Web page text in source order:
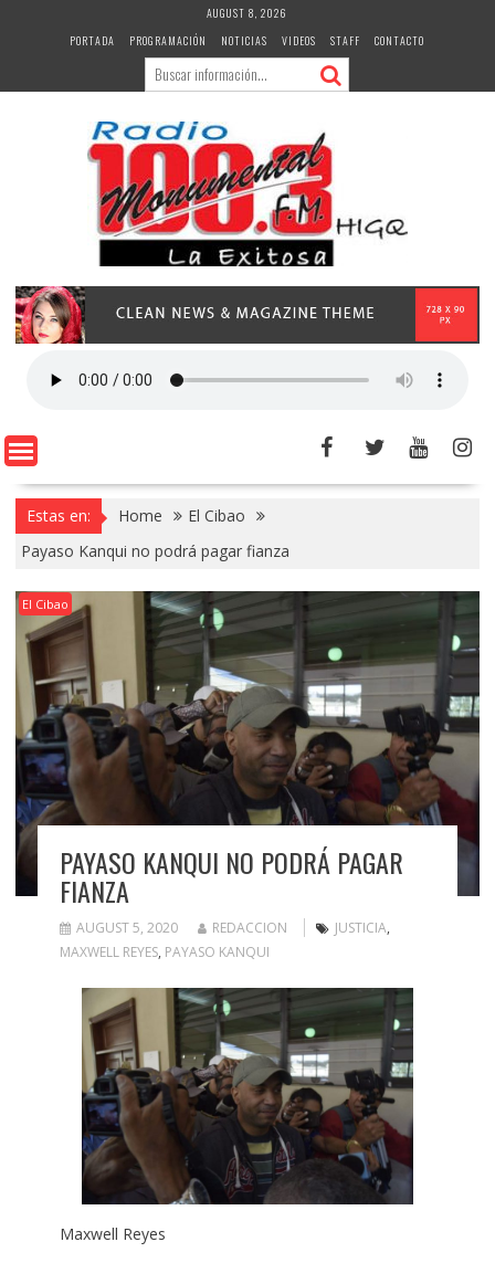
AUGUST 8, 2026
PORTADA
PROGRAMACIÓN NOTICIAS VIDEOS STAFF CONTACTO
Estas en: Home
El Cibao
Payaso Kanqui no podrá pagar fianza
El Cibao
PAYASO KANQUI NO PODRÁ PAGAR
FIANZA
AUGUST 5, 2020 REDACCION JUSTICIA,
MAXWELL REYES, PAYASO KANQUI
Maxwell Reyes